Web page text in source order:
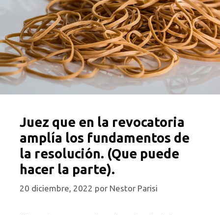
Juez que en la revocatoria
amplía los fundamentos de
la resolución. (Que puede
hacer la parte).
20 diciembre, 2022 por Nestor Parisi